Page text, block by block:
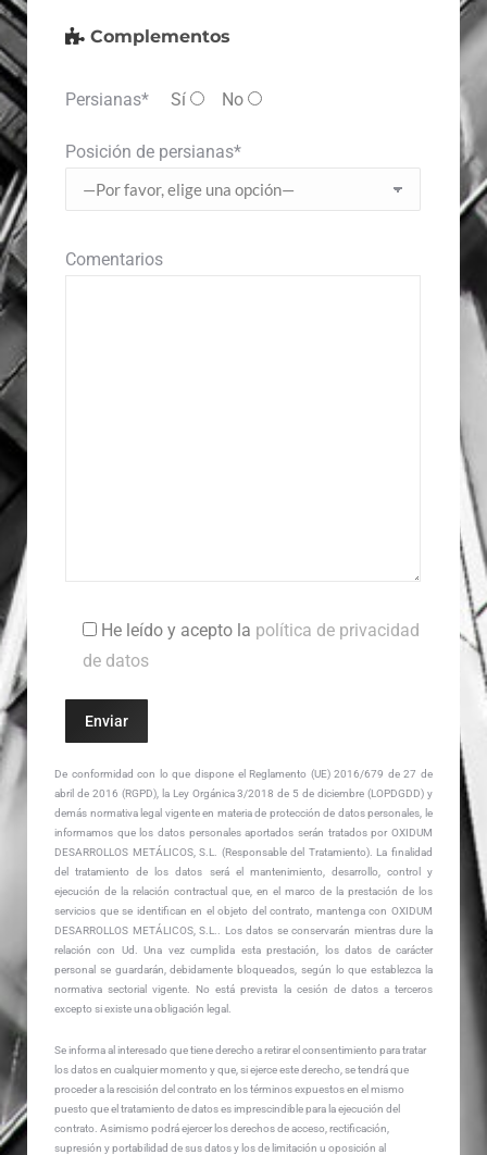
Complementos
Persianas* Sí No
Posición de persianas*
Comentarios
He leído y acepto la política de privacidad
de datos
De conformidad con lo que dispone el Reglamento (UE) 2016/679 de 27 de
abril de 2016 (RGPD), la Ley Orgánica 3/2018 de 5 de diciembre (LOPDGDD) y
demás normativa legal vigente en materia de protección de datos personales, le
informamos que los datos personales aportados serán tratados por OXIDUM
DESARROLLOS METÁLICOS, S.L. (Responsable del Tratamiento). La finalidad
del tratamiento de los datos será el mantenimiento, desarrollo, control y
ejecución de la relación contractual que, en el marco de la prestación de los
servicios que se identifican en el objeto del contrato, mantenga con OXIDUM
DESARROLLOS METÁLICOS, S.L.. Los datos se conservarán mientras dure la
relación con Ud. Una vez cumplida esta prestación, los datos de carácter
personal se guardarán, debidamente bloqueados, según lo que establezca la
normativa sectorial vigente. No está prevista la cesión de datos a terceros
excepto si existe una obligación legal.
Se informa al interesado que tiene derecho a retirar el consentimiento para tratar
los datos en cualquier momento y que, si ejerce este derecho, se tendrá que
proceder a la rescisión del contrato en los términos expuestos en el mismo
puesto que el tratamiento de datos es imprescindible para la ejecución del
contrato. Asimismo podrá ejercer los derechos de acceso, rectificación,
supresión y portabilidad de sus datos y los de limitación u oposición al